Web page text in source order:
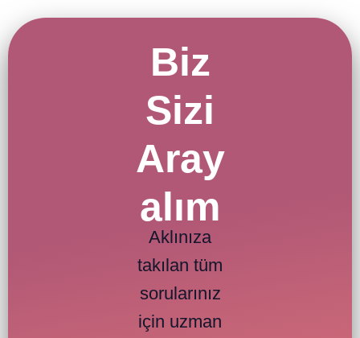
Biz
Sizi
Aray
alım
Aklınıza
takılan tüm
sorularınız
için uzman